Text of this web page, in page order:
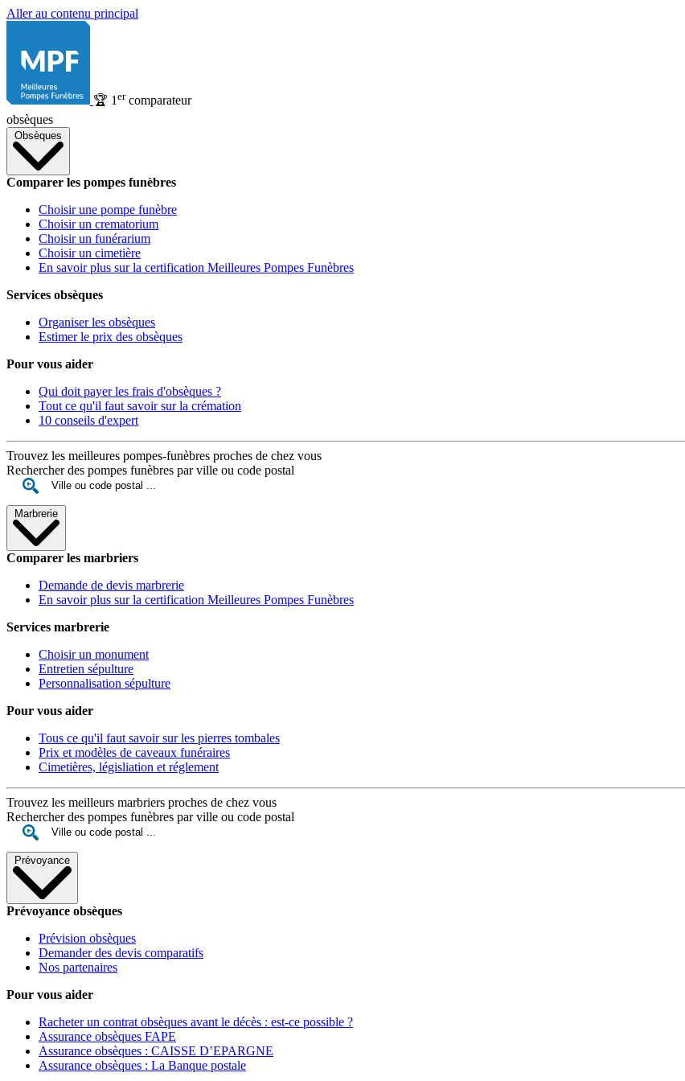
Aller au contenu principal
🏆 1 ercomparateur
obsèques
Obsèques
Comparer les pompes funèbres
Choisir une pompe funèbre
Choisir un crematorium
Choisir un funérarium
Choisir un cimetière
En savoir plus sur la certification Meilleures Pompes Funèbres
Services obsèques
Organiser les obsèques
Estimer le prix des obsèques
Pour vous aider
Qui doit payer les frais d'obsèques ?
Tout ce qu'il faut savoir sur la crémation
10 conseils d'expert
Trouvez les meilleures pompes-funèbres proches de chez vous
Rechercher des pompes funèbres par ville ou code postal
Marbrerie
Comparer les marbriers
Demande de devis marbrerie
En savoir plus sur la certification Meilleures Pompes Funèbres
Services marbrerie
Choisir un monument
Entretien sépulture
Personnalisation sépulture
Pour vous aider
Tous ce qu'il faut savoir sur les pierres tombales
Prix et modèles de caveaux funéraires
Cimetières, législiation et réglement
Trouvez les meilleurs marbriers proches de chez vous
Rechercher des pompes funèbres par ville ou code postal
Prévoyance
Prévoyance obsèques
Prévision obsèques
Demander des devis comparatifs
Nos partenaires
Pour vous aider
Racheter un contrat obsèques avant le décès : est-ce possible ?
Assurance obsèques FAPE
Assurance obsèques : CAISSE D’EPARGNE
Assurance obsèques : La Banque postale